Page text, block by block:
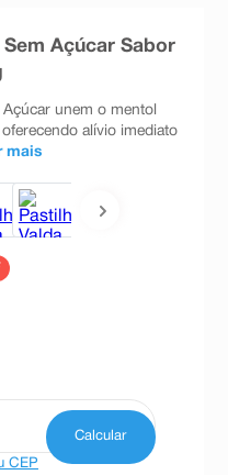
Sem Açúcar Sabor
unem o mentol
alívio imediato
mais
CEP